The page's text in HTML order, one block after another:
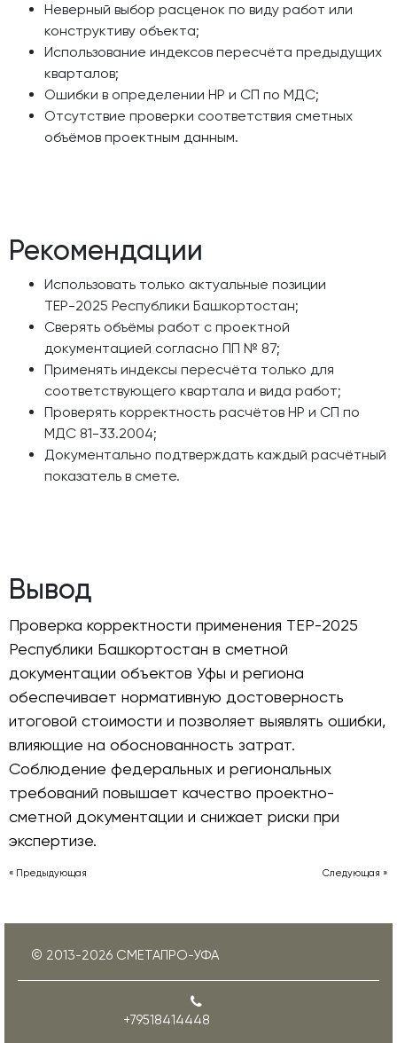
Неверный выбор расценок по виду работ или
конструктиву объекта;
Использование индексов пересчёта предыдущих
кварталов;
Ошибки в определении НР и СП по МДС;
Отсутствие проверки соответствия сметных
объёмов проектным данным.
Рекомендации
Использовать только актуальные позиции
ТЕР-2025 Республики Башкортостан;
Сверять объёмы работ с проектной
документацией согласно ПП № 87;
Применять индексы пересчёта только для
соответствующего квартала и вида работ;
Проверять корректность расчётов НР и СП по
МДС 81-33.2004;
Документально подтверждать каждый расчётный
показатель в смете.
Вывод
Проверка корректности применения ТЕР-2025
Республики Башкортостан в сметной
документации объектов Уфы и региона
обеспечивает нормативную достоверность
итоговой стоимости и позволяет выявлять ошибки,
влияющие на обоснованность затрат.
Соблюдение федеральных и региональных
требований повышает качество проектно-
сметной документации и снижает риски при
экспертизе.
Следующая »
« Предыдующая
© 2013-2026 СМЕТАПРО-УФА
+79518414448